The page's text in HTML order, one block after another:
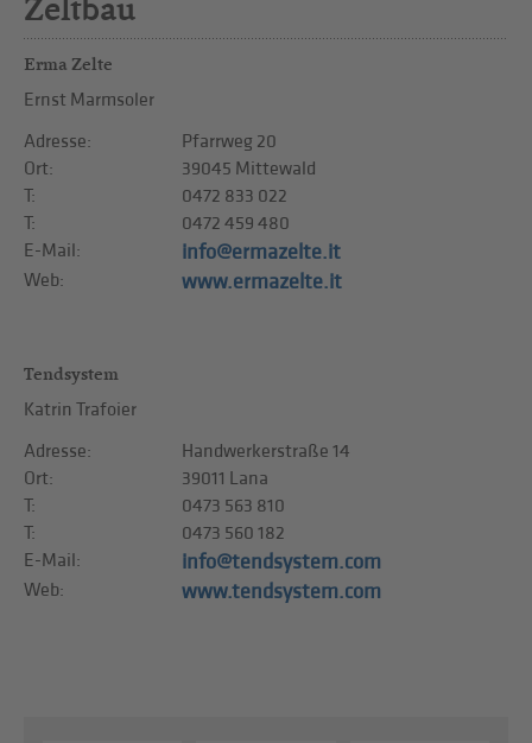
Zeltbau
Erma Zelte
Ernst Marmsoler
Adresse:
Pfarrweg 20
Ort:
39045 Mittewald
T:
0472 833 022
T:
0472 459 480
E-Mail:
info@ermazelte.it
Web: www.ermazelte.it
Tendsystem
Katrin Trafoier
Adresse:
Handwerkerstraße 14
Ort:
39011 Lana
T:
0473 563 810
T:
0473 560 182
E-Mail:
info@tendsystem.com
Web: www.tendsystem.com